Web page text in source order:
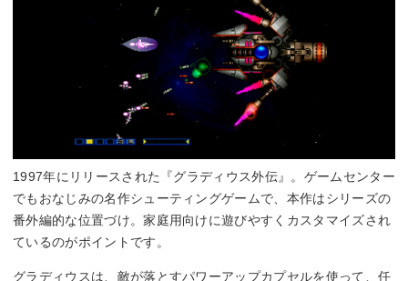
1997年にリリースされた『グラディウス外伝』。ゲームセンター
でもおなじみの名作シューティングゲームで、本作はシリーズの
番外編的な位置づけ。家庭用向けに遊びやすくカスタマイズされ
ているのがポイントです。
グラディウスは、敵が落とすパワーアップカプセルを使って、任